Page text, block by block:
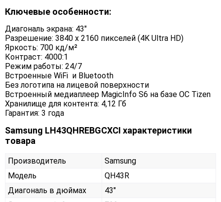
Ключевые особенности:
Диагональ экрана: 43″
Разрешение: 3840 х 2160 пикселей (4K Ultra HD)
Яркость: 700 кд/м²
Контраст: 4000:1
Режим работы: 24/7
Встроенные WiFi и Bluetooth
Без логотипа на лицевой поверхности
Встроенный медиаплеер MagicInfo S6 на базе ОС Tizen
Хранилище для контента: 4,12 Гб
Гарантия: 3 года
Samsung LH43QHREBGCXCI характеристики
товара
Производитель
Samsung
Модель
QH43R
Диагональ в дюймах
43"